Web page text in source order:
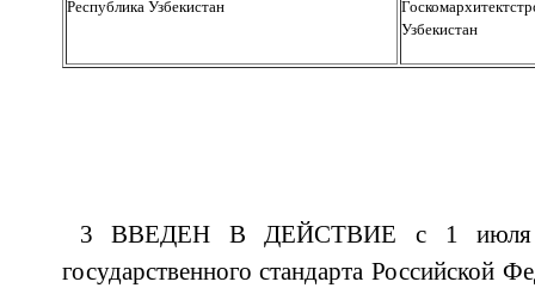
Республика Узбекистан
Узбекистан
3 ВВЕДЕН В ДЕЙСТВИЕ с 1 июля
государственного стандарта Российской